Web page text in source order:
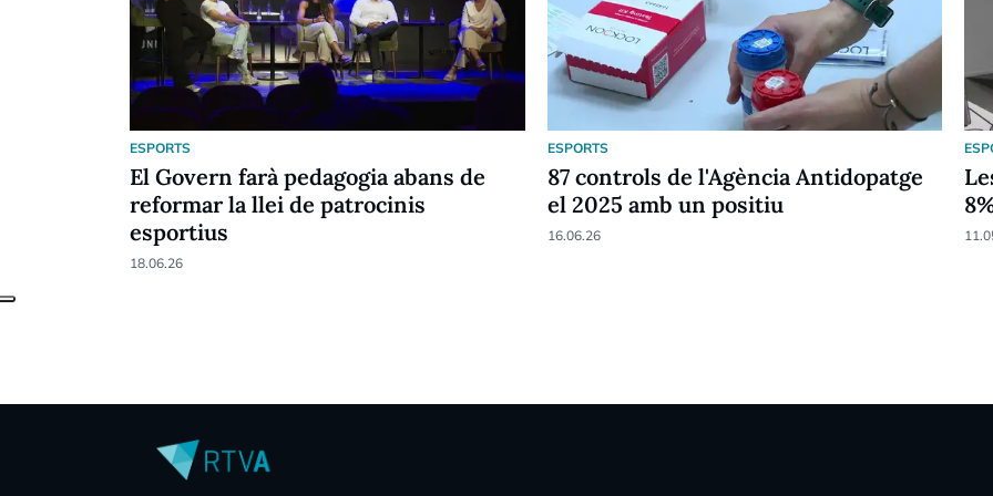
ESPORTS
El Govern farà pedagogia abans de
reformar la llei de patrocinis
esportius
18.06.26
ESPORTS
87 controls de l'Agència Antidopatge
el 2025 amb un positiu
16.06.26